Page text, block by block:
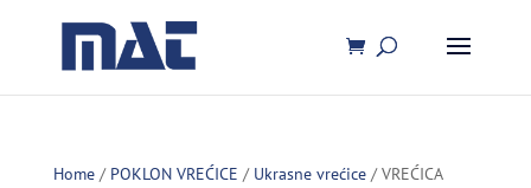
Home/ POKLON VREĆICE / Ukrasne vrećice/ VREĆICA